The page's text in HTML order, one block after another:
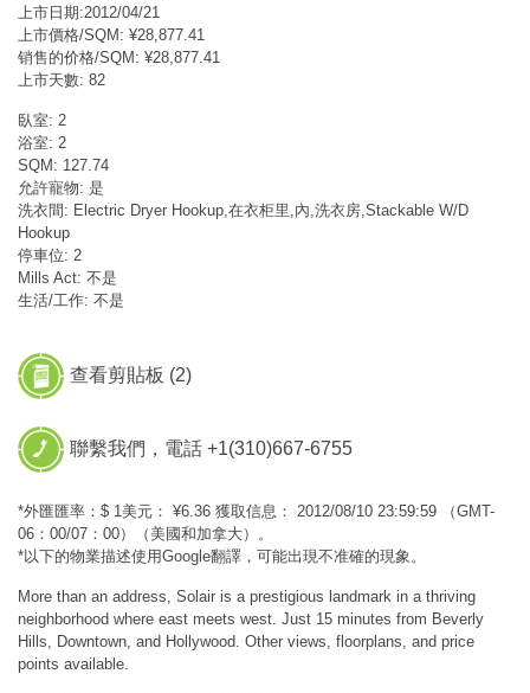
上市日期:2012/04/21
上市價格/SQM: ¥28,877.41
销售的价格/SQM: ¥28,877.41
上市天數: 82
臥室: 2
浴室: 2
SQM: 127.74
允許寵物: 是
洗衣間: Electric Dryer Hookup,在衣柜里,內,洗衣房,Stackable W/D
Hookup
停車位: 2
Mills Act: 不是
生活/工作: 不是
查看剪貼板 (2)
聯繫我們，電話 +1(310)667-6755
*外匯匯率：$ 1美元： ¥6.36 獲取信息： 2012/08/10 23:59:59 （GMT-
06：00/07：00）（美國和加拿大）。
*以下的物業描述使用Google翻譯，可能出現不准確的現象。
More than an address, Solair is a prestigious landmark in a thriving
neighborhood where east meets west. Just 15 minutes from Beverly
Hills, Downtown, and Hollywood. Other views, floorplans, and price
points available.